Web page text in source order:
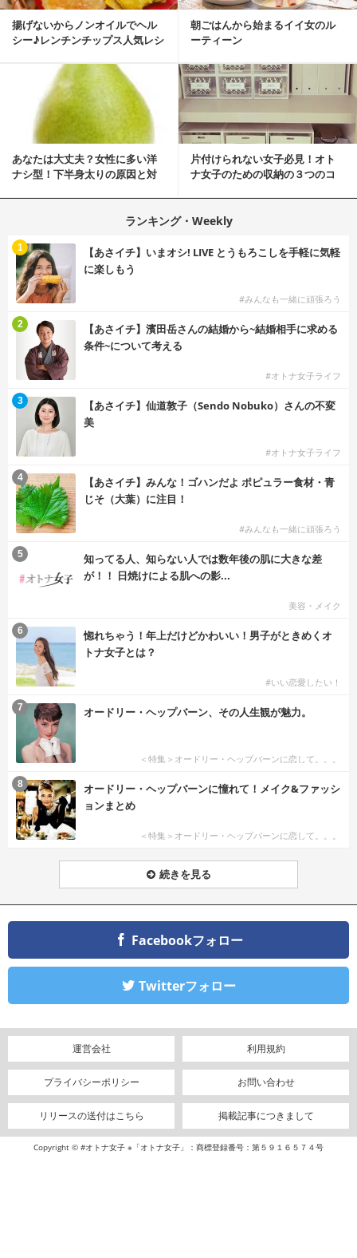
揚げないからノンオイルでヘル
シー♪レンチンチップス人気レシ
朝ごはんから始まるイイ女のル
ーティーン
あなたは大丈夫？女性に多い洋
ナシ型！下半身太りの原因と対
片付けられない女子必見！オト
ナ女子のための収納の３つのコ
ランキング・Weekly
【あさイチ】いまオシ! LIVE とうもろこしを手軽に気軽
に楽しもう
#みんなも一緒に頑張ろう
1
【あさイチ】濱田岳さんの結婚から~結婚相手に求める
条件~について考える
#オトナ女子ライフ
2
【あさイチ】仙道敦子（Sendo Nobuko）さんの不変
美
#オトナ女子ライフ
3
【あさイチ】みんな！ゴハンだよ ポピュラー食材・青
じそ（大葉）に注目！
#みんなも一緒に頑張ろう
4
知ってる人、知らない人では数年後の肌に大きな差
が！！ 日焼けによる肌への影...
美容・メイク
5
惚れちゃう！年上だけどかわいい！男子がときめくオ
トナ女子とは？
#いい恋愛したい！
6
オードリー・ヘップバーン、その人生観が魅力。
＜特集＞オードリー・ヘップバーンに恋して。。。
7
オードリー・ヘップバーンに憧れて！メイク&ファッシ
ョンまとめ
＜特集＞オードリー・ヘップバーンに恋して。。。
8
続きを見る
Facebookフォロー
Twitterフォロー
運営会社 利用規約
プライバシーポリシー お問い合わせ
リリースの送付はこちら 掲載記事につきまして
Copyright © #オトナ女子 ※「オトナ女子」：商標登録番号：第５９１６５７４号